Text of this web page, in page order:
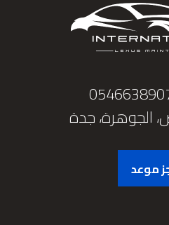
الجوهرة، جدة
موعد